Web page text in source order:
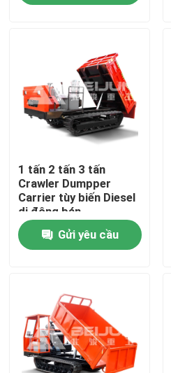
Về chúng tôi
Tham quan nhà máy
Kiểm soát chất lượng
Yêu cầu báo giá
Xe tải khai thác ngầm
Xe tải khớp nối ngầm
1 tấn 2 tấn 3 tấn
Crawler Dumpper
Carrier tùy biến Diesel
di động bán
Gửi yêu cầu